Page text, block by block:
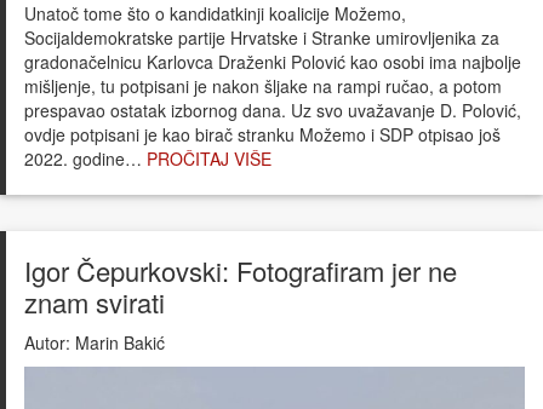
Unatoč tome što o kandidatkinji koalicije Možemo,
Socijaldemokratske partije Hrvatske i Stranke umirovljenika za
gradonačelnicu Karlovca Draženki Polović kao osobi ima najbolje
mišljenje, tu potpisani je nakon šljake na rampi ručao, a potom
prespavao ostatak izbornog dana. Uz svo uvažavanje D. Polović,
ovdje potpisani je kao birač stranku Možemo i SDP otpisao još
2022. godine… PROČITAJ VIŠE
Igor Čepurkovski: Fotografiram jer ne
znam svirati
Autor: Marin Bakić